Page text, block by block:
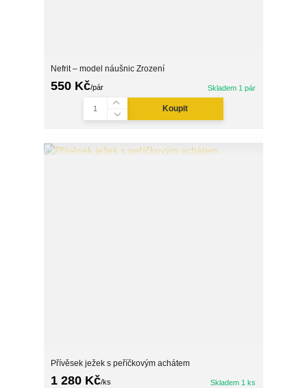
Nefrit – model náušnic Zrození
550 Kč/pár Skladem 1 pár
Koupit
Přívěsek ježek s peříčkovým achátem
1 280 Kč/ks Skladem 1 ks